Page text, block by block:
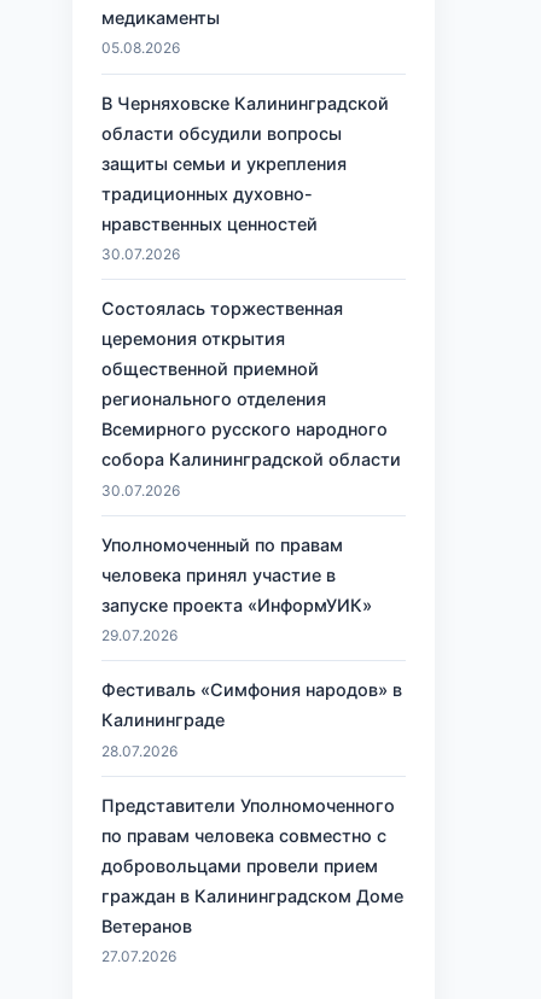
медикаменты
05.08.2026
В Черняховске Калининградской
области обсудили вопросы
защиты семьи и укрепления
традиционных духовно-
нравственных ценностей
30.07.2026
Состоялась торжественная
церемония открытия
общественной приемной
регионального отделения
Всемирного русского народного
собора Калининградской области
30.07.2026
Уполномоченный по правам
человека принял участие в
запуске проекта «ИнформУИК»
29.07.2026
Фестиваль «Симфония народов» в
Калининграде
28.07.2026
Представители Уполномоченного
по правам человека совместно с
добровольцами провели прием
граждан в Калининградском Доме
Ветеранов
27.07.2026